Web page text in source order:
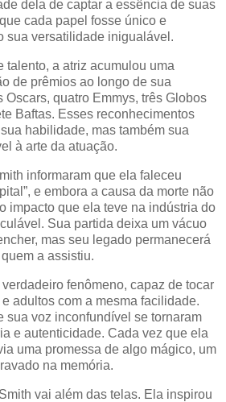
dela de captar a essência de suas
cada papel fosse único e
sua versatilidade inigualável.
talento, a atriz acumulou uma
de prêmios ao longo de sua
quatro Emmys, três Globos
Baftas. Esses reconhecimentos
habilidade, mas também sua
à arte da atuação.
informaram que ela faleceu
e embora a causa da morte não
impacto que ela teve na indústria do
Sua partida deixa um vácuo
mas seu legado permanecerá
a assistiu.
fenômeno, capaz de tocar
adultos com a mesma facilidade.
sua voz inconfundível se tornaram
e autenticidade. Cada vez que ela
uma promessa de algo mágico, um
na memória.
vai além das telas. Ela inspirou